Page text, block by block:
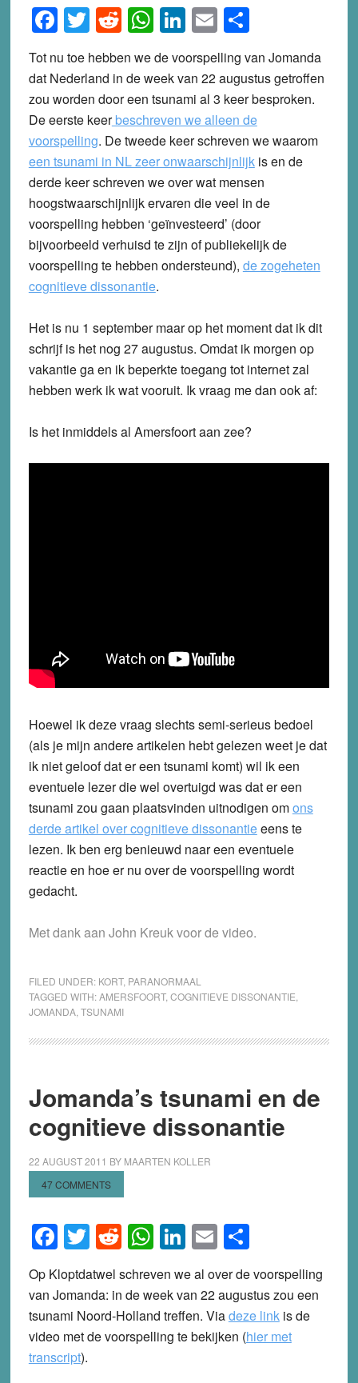
Facebook
Twitter
Reddit
WhatsApp
LinkedIn
EmailShare
Tot nu toe hebben we de voorspelling van Jomanda
dat Nederland in de week van 22 augustus getroffen
zou worden door een tsunami al 3 keer besproken.
De eerste keerbeschreven we alleen de
voorspelling. De tweede keer schreven we waarom
een tsunami in NL zeer onwaarschijnlijkis en de
derde keer schreven we over wat mensen
hoogstwaarschijnlijk ervaren die veel in de
voorspelling hebben ‘geïnvesteerd’ (door
bijvoorbeeld verhuisd te zijn of publiekelijk de
voorspelling te hebben ondersteund), de zogeheten
cognitieve dissonantie.
Het is nu 1 september maar op het moment dat ik dit
schrijf is het nog 27 augustus. Omdat ik morgen op
vakantie ga en ik beperkte toegang tot internet zal
hebben werk ik wat vooruit. Ik vraag me dan ook af:
Is het inmiddels al Amersfoort aan zee?
Hoewel ik deze vraag slechts semi-serieus bedoel
(als je mijn andere artikelen hebt gelezen weet je dat
ik niet geloof dat er een tsunami komt) wil ik een
eventuele lezer die wel overtuigd was dat er een
tsunami zou gaan plaatsvinden uitnodigen omons
derde artikel over cognitieve dissonantieeens te
lezen. Ik ben erg benieuwd naar een eventuele
reactie en hoe er nu over de voorspelling wordt
gedacht.
Met dank aan John Kreuk voor de video.
FILED UNDER: KORT, PARANORMAAL
TAGGED WITH:AMERSFOORT, COGNITIEVE DISSONANTIE
JOMANDA, TSUNAMI
Jomanda’s tsunami en de
cognitieve dissonantie
22 AUGUST 2011 BY MAARTEN KOLLER
47 COMMENTS
Facebook
Twitter
Reddit
WhatsApp
LinkedIn
EmailShare
Op Kloptdatwel schreven we al over de voorspelling
van Jomanda: in de week van 22 augustus zou een
tsunami Noord-Holland treffen. Viadeze linkis de
video met de voorspelling te bekijken (hier met
transcript).